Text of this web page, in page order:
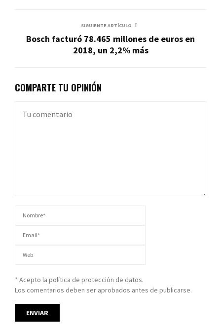
SIGUIENTE ARTÍCULO
Bosch facturó 78.465 millones de euros en
2018, un 2,2% más
COMPARTE TU OPINIÓN
* Acepto la política de protección de datos.
Los comentarios deben ser aprobados antes de publicarse.